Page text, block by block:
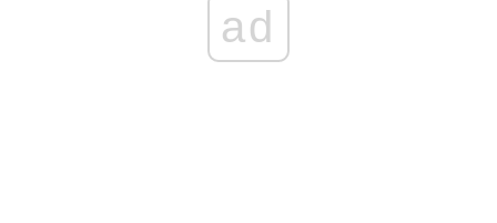
ad